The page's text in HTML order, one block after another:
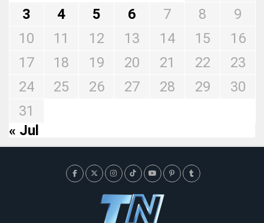
3
4 5 6 7 8
9
10
11 12 13 14 15
16
17
18 19 20 21 22
23
24
25 26 27 28 29
30
31
« Jul